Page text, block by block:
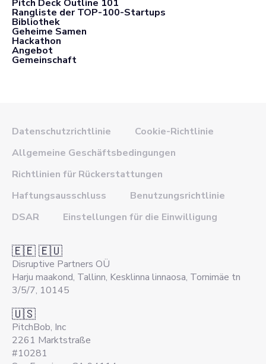
Pitch Deck Outline 101
Rangliste der TOP-100-Startups
Bibliothek
Geheime Samen
Hackathon
Angebot
Gemeinschaft
Datenschutzrichtlinie
Cookie-Richtlinie
Allgemeine Geschäftsbedingungen
Richtlinien für Rückerstattungen
Haftungsausschluss
Benutzungsrichtlinie
DSAR
Einstellungen für die Einwilligung
🇪🇪 🇪🇺
Disruptive Partners OÜ
Harju maakond, Tallinn, Kesklinna linnaosa, Tornimäe tn
3/5/7, 10145
🇺🇸
PitchBob, Inc
2261 Marktstraße
#10281